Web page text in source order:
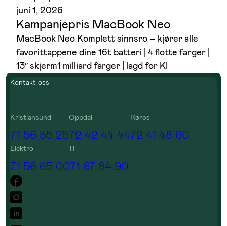
juni 1, 2026
Kampanjepris MacBook Neo
MacBook Neo Komplett sinnsro – kjører alle
favorittappene dine 16t batteri | 4 flotte farger |
13″ skjerm1 milliard farger | lagd for KI
Kontakt oss
Kristiansund
71 56 55 25
Oppdal
72 42 44 44
Røros
72 41 48 60
Elektro
71 56 65 00
IT
71 67 84 90